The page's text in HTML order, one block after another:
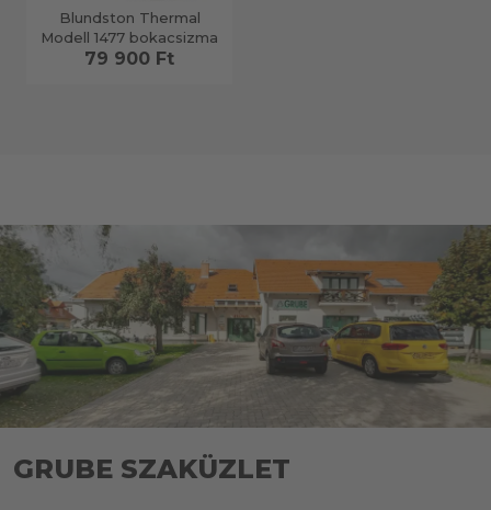
Blundston Thermal
Modell 1477 bokacsizma
79 900 Ft
GRUBE SZAKÜZLET